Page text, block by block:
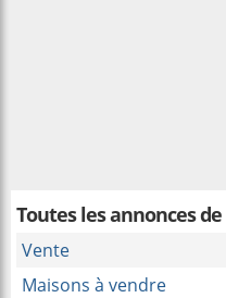
Toutes les annonces de
Vente
Maisons à vendre